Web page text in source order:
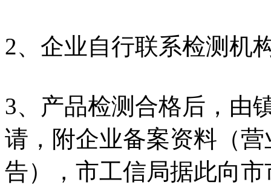
2、企业自行联系检测机
3、产品检测合格后，由
请，附企业备案资料（
告），市工信局据此向